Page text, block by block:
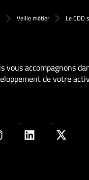
Veille métier Le CDD
vous accompagnons
de votre